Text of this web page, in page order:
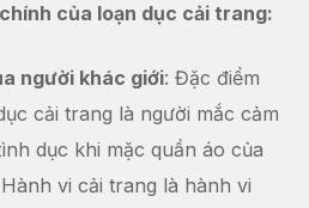
của loạn dục cải trang:
người khác giới: Đặc điểm
cải trang là người mắc cảm
dục khi mặc quần áo của
vi cải trang là hành vi